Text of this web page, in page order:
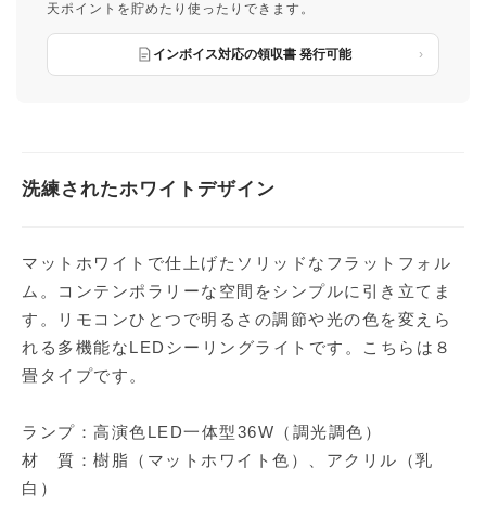
天ポイントを貯めたり使ったりできます。
インボイス対応の領収書 発行可能
洗練されたホワイトデザイン
マットホワイトで仕上げたソリッドなフラットフォル
ム。コンテンポラリーな空間をシンプルに引き立てま
す。リモコンひとつで明るさの調節や光の色を変えら
れる多機能なLEDシーリングライトです。こちらは８
畳タイプです。
ランプ：高演色LED一体型36W（調光調色）
材 質：樹脂（マットホワイト色）、アクリル（乳
白）